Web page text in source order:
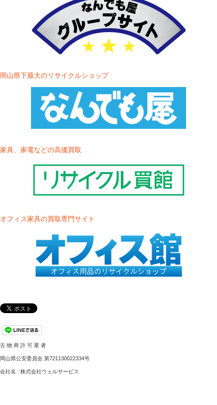
岡山県下最大のリサイクルショップ
家具、家電などの高価買取
オフィス家具の買取専門サイト
古 物 商 許 可 業 者
岡山県公安委員会 第721130022334号
会社名 : 株式会社ウェルサービス